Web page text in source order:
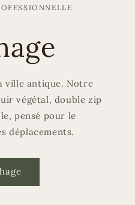
ville antique. Notre
végétal, double zip
pensé pour le
déplacements.